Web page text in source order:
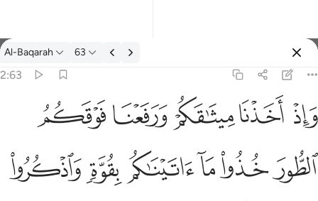
Tafsir: Al-Baqarah 2:63
Al-Baqarah 63
2:63
فوقكم الطور خذوا ما اتيناكم بقوة واذكروا ما فيه لعلكم تتقون ٦٣
ٱلطُّورَ خُذُوا۟ مَآ ءَاتَيْنَـٰكُم بِقُوَّةٍۢ وَٱذْكُرُوا۟ مَا فِيهِ لَعَلَّكُمْ تَتَّقُونَ ٦٣ﱚ ﱛﱜﱝﱞ
ﱟﱠﱡﱢ ﱣﱤ